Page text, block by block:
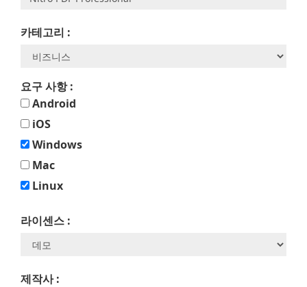
카테고리 :
요구 사항 :
Android
iOS
Windows
Mac
Linux
라이센스 :
제작사 :